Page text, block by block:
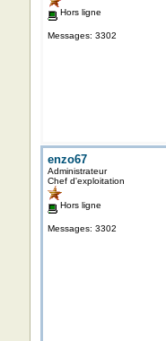
Hors ligne
Messages: 3302
enzo67
Administrateur
Chef d'exploitation
Hors ligne
Messages: 3302